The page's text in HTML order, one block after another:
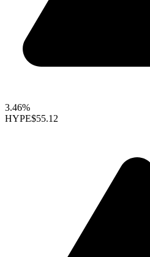
3.46%
HYPE$55.12